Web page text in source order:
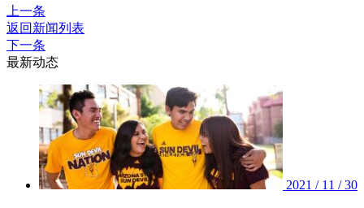
上一条
返回新闻列表
下一条
最新动态
2021 / 11 / 30